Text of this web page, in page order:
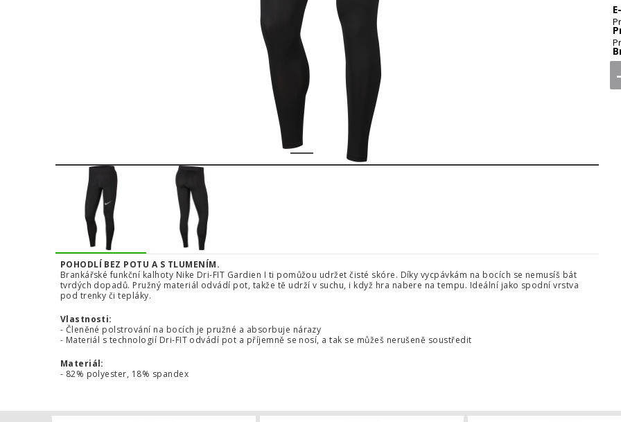
1
POHODLÍ BEZ POTU A S TLUMENÍM.
Brankářské funkční kalhoty Nike Dri-FIT Gardien I ti pomůžou udržet čisté skóre. Díky vycpávkám na bocích se nemusíš bát
tvrdých dopadů. Pružný materiál odvádí pot, takže tě udrží v suchu, i když hra nabere na tempu. Ideální jako spodní vrstva
pod trenky či tepláky.
Vlastnosti:
- Členěné polstrování na bocích je pružné a absorbuje nárazy
- Materiál s technologií Dri-FIT odvádí pot a příjemně se nosí, a tak se můžeš nerušeně soustředit
Materiál:
- 82% polyester, 18% spandex